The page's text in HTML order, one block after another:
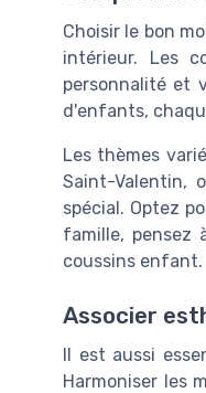
Choisir le bon
intérieur. Les
personnalité et
d'enfants,
Les thèmes
Saint-Valentin,
spécial. Optez
famille, pensez
coussins enfant.
Associer
Il est aussi
Harmoniser les